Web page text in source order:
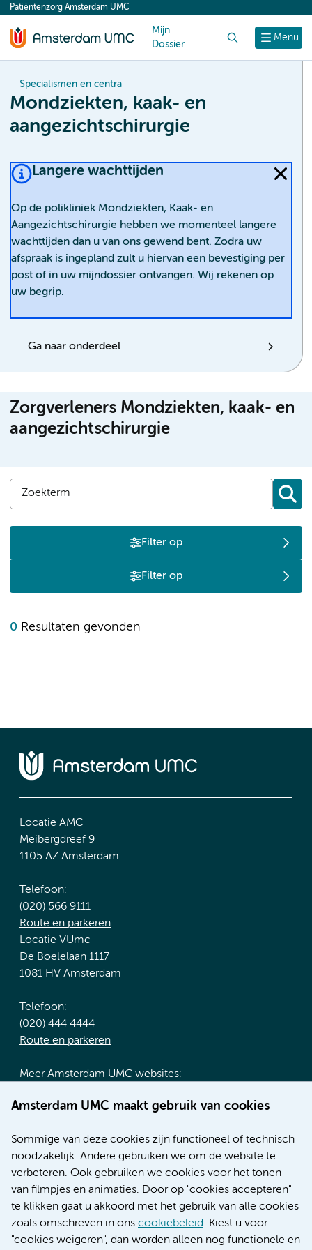
content
Amsterdam UMC maakt gebruik van cookies
Sommige van deze cookies zijn functioneel of technisch
noodzakelijk. Andere gebruiken we om de website te
verbeteren. Ook gebruiken we cookies voor het tonen
van filmpjes en animaties. Door op "cookies accepteren"
te klikken gaat u akkoord met het gebruik van alle cookies
zoals omschreven in ons cookiebeleid. Kiest u voor
"cookies weigeren", dan worden alleen nog functionele en
Menu
Patiëntenzorg Amsterdam UMC
Mijn
Dossier
Specialismen en centra
Mondziekten, kaak- en
aangezichtschirurgie
Langere wachttijden
Op de polikliniek Mondziekten, Kaak- en
Aangezichtschirurgie hebben we momenteel langere
wachttijden dan u van ons gewend bent. Zodra uw
afspraak is ingepland zult u hiervan een bevestiging per
post of in uw mijndossier ontvangen. Wij rekenen op
uw begrip.
Ga naar onderdeel
Zorgverleners Mondziekten, kaak- en
aangezichtschirurgie
Filter op
Filter op
0 Resultaten gevonden
Locatie AMC
Meibergdreef 9
1105 AZ Amsterdam
Telefoon:
(020) 566 9111
Route en parkeren
Locatie VUmc
De Boelelaan 1117
1081 HV Amsterdam
Telefoon:
(020) 444 4444
Route en parkeren
Meer Amsterdam UMC websites:
Werken bij Amsterdam UMC
Nieuws
Research
Educatie locatie AMC
Educatie locatie VUmc